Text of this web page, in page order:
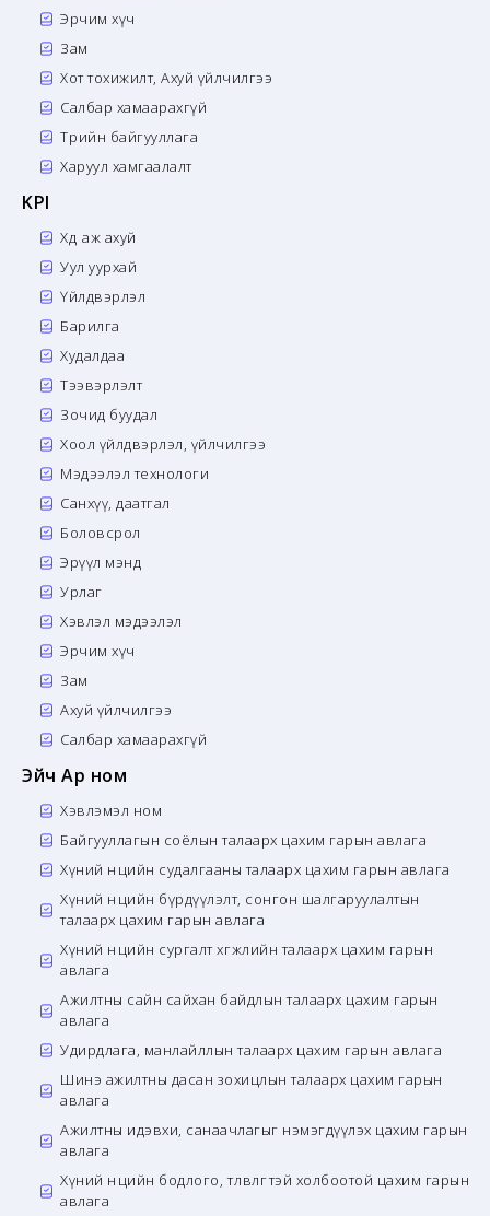
Эрчим хүч
Зам
Хот тохижилт, Ахуй үйлчилгээ
Салбар хамаарахгүй
Төрийн байгууллага
Харуул хамгаалалт
KPI
Хөдөө аж ахуй
Уул уурхай
Үйлдвэрлэл
Барилга
Худалдаа
Тээвэрлэлт
Зочид буудал
Хоол үйлдвэрлэл, үйлчилгээ
Мэдээлэл технологи
Санхүү, даатгал
Боловсрол
Эрүүл мэнд
Урлаг
Хэвлэл мэдээлэл
Эрчим хүч
Зам
Ахуй үйлчилгээ
Салбар хамаарахгүй
Эйч Ар ном
Хэвлэмэл ном
Байгууллагын соёлын талаарх цахим гарын авлага
Хүний нөөцийн судалгааны талаарх цахим гарын авлага
Хүний нөөцийн бүрдүүлэлт, сонгон шалгаруулалтын
талаарх цахим гарын авлага
Хүний нөөцийн сургалт хөгжлийн талаарх цахим гарын
авлага
Ажилтны сайн сайхан байдлын талаарх цахим гарын
авлага
Удирдлага, манлайллын талаарх цахим гарын авлага
Шинэ ажилтны дасан зохицлын талаарх цахим гарын
авлага
Ажилтны идэвхи, санаачлагыг нэмэгдүүлэх цахим гарын
авлага
Хүний нөөцийн бодлого, төлөвлөгөөтэй холбоотой цахим гарын
авлага